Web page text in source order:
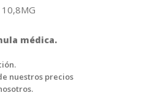
médica.
nuestros precios